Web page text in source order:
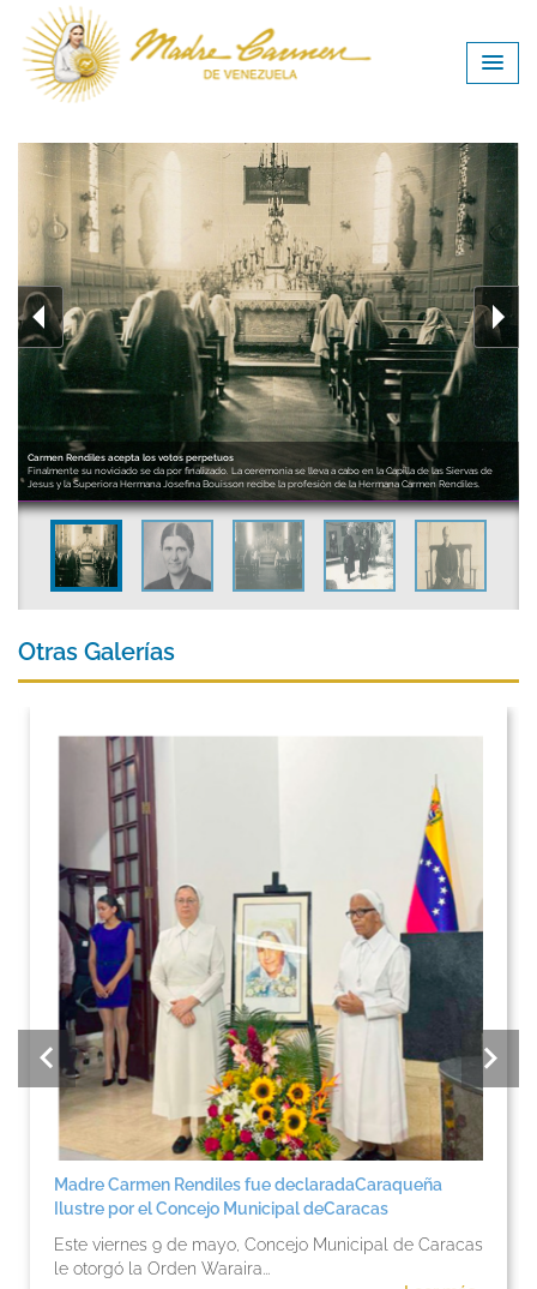
Carmen Rendiles acepta los votos perpetuos
Finalmente su noviciado se da por finalizado. La ceremonia se lleva a cabo en la Capilla de las Siervas de
Jesus y la Superiora Hermana Josefina Bouisson recibe la profesión de la Hermana Carmen Rendiles.
Otras Galerías
Madre Carmen Rendiles fue declaradaCaraqueña
Ilustre por el Concejo Municipal deCaracas
Este viernes 9 de mayo, Concejo Municipal de Caracas
le otorgó la Orden Waraira...